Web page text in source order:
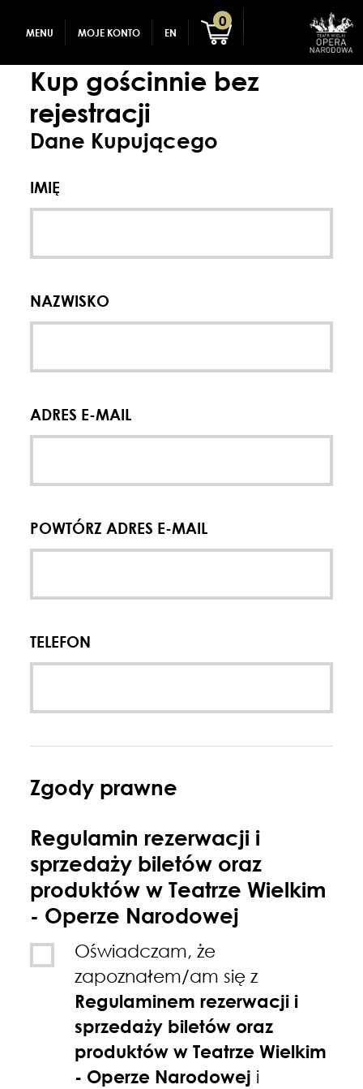
MENU MOJE KONTO EN
0
DLA DZIECI
ZALOGUJ
Kup gościnnie bez
rejestracji
Dane Kupującego
IMIĘ
NAZWISKO
ADRES E-MAIL
POWTÓRZ ADRES E-MAIL
TELEFON
Zgody prawne
Regulamin rezerwacji i
sprzedaży biletów oraz
produktów w Teatrze Wielkim
- Operze Narodowej
Oświadczam, że
zapoznałem/am się z
Regulaminem rezerwacji i
sprzedaży biletów oraz
produktów w Teatrze Wielkim
- Operze Narodowej i